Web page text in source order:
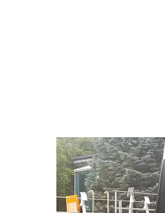
Produkte